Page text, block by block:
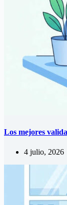
Los mejores
4 julio, 2026